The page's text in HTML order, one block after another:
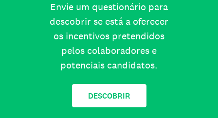
Envie um questionário para
descobrir se está a oferecer
os incentivos pretendidos
pelos colaboradores e
potenciais candidatos.
DESCOBRIR